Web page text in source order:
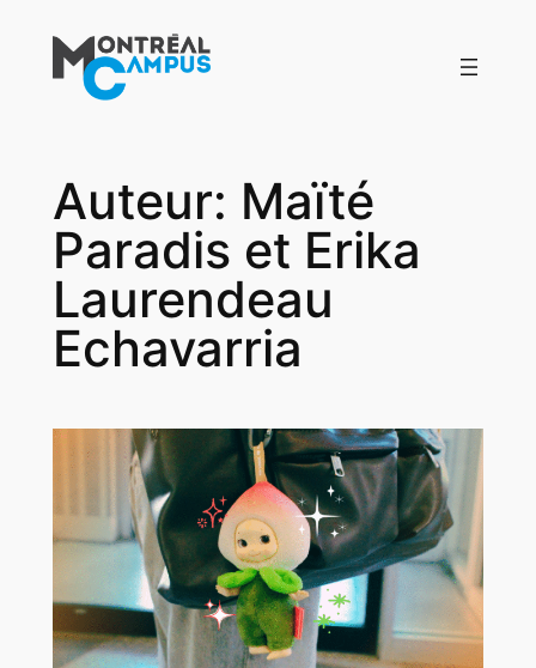
contenu
Auteur: Maïté
Paradis et Erika
Laurendeau
Echavarria